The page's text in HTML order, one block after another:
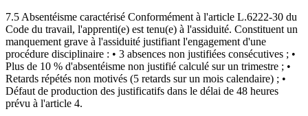
7.5 Absentéisme caractérisé Conformément à l'article L.6222-30 du
Code du travail, l'apprenti(e) est tenu(e) à l'assiduité. Constituent un
manquement grave à l'assiduité justifiant l'engagement d'une
procédure disciplinaire : • 3 absences non justifiées consécutives ; •
Plus de 10 % d'absentéisme non justifié calculé sur un trimestre ; •
Retards répétés non motivés (5 retards sur un mois calendaire) ; •
Défaut de production des justificatifs dans le délai de 48 heures
prévu à l'article 4.